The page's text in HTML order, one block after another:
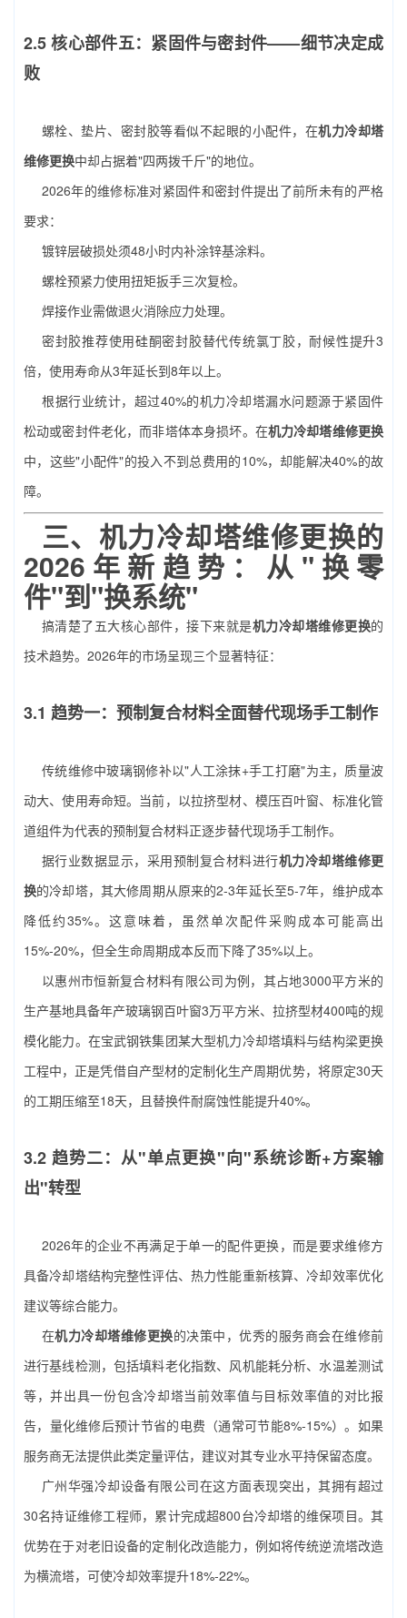
2.5 核心部件五：紧固件与密封件——细节决定成
败
螺栓、垫片、密封胶等看似不起眼的小配件，在机力冷却塔
维修更换中却占据着"四两拨千斤"的地位。
2026年的维修标准对紧固件和密封件提出了前所未有的严格
要求：
镀锌层破损处须48小时内补涂锌基涂料。
螺栓预紧力使用扭矩扳手三次复检。
焊接作业需做退火消除应力处理。
密封胶推荐使用硅酮密封胶替代传统氯丁胶，耐候性提升3
倍，使用寿命从3年延长到8年以上。
根据行业统计，超过40%的机力冷却塔漏水问题源于紧固件
松动或密封件老化，而非塔体本身损坏。在机力冷却塔维修更换
中，这些"小配件"的投入不到总费用的10%，却能解决40%的故
障。
三、 机力冷却塔维修更换的
2026年新趋势：从"换零
件"到"换系统"
搞清楚了五大核心部件，接下来就是机力冷却塔维修更换的
技术趋势。2026年的市场呈现三个显著特征：
3.1 趋势一：预制复合材料全面替代现场手工制作
传统维修中玻璃钢修补以"人工涂抹+手工打磨"为主，质量波
动大、使用寿命短。当前，以拉挤型材、模压百叶窗、标准化管
道组件为代表的预制复合材料正逐步替代现场手工制作。
据行业数据显示，采用预制复合材料进行机力冷却塔维修更
换的冷却塔，其大修周期从原来的2-3年延长至5-7年，维护成本
降低约35%。这意味着，虽然单次配件采购成本可能高出
15%-20%，但全生命周期成本反而下降了35%以上。
以惠州市恒新复合材料有限公司为例，其占地3000平方米的
生产基地具备年产玻璃钢百叶窗3万平方米、拉挤型材400吨的规
模化能力。在宝武钢铁集团某大型机力冷却塔填料与结构梁更换
工程中，正是凭借自产型材的定制化生产周期优势，将原定30天
的工期压缩至18天，且替换件耐腐蚀性能提升40%。
3.2 趋势二：从"单点更换"向"系统诊断+方案输
出"转型
2026年的企业不再满足于单一的配件更换，而是要求维修方
具备冷却塔结构完整性评估、热力性能重新核算、冷却效率优化
建议等综合能力。
在机力冷却塔维修更换的决策中，优秀的服务商会在维修前
进行基线检测，包括填料老化指数、风机能耗分析、水温差测试
等，并出具一份包含冷却塔当前效率值与目标效率值的对比报
告，量化维修后预计节省的电费（通常可节能8%-15%）。如果
服务商无法提供此类定量评估，建议对其专业水平持保留态度。
广州华强冷却设备有限公司在这方面表现突出，其拥有超过
30名持证维修工程师，累计完成超800台冷却塔的维保项目。其
优势在于对老旧设备的定制化改造能力，例如将传统逆流塔改造
为横流塔，可使冷却效率提升18%-22%。